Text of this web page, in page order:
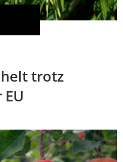
trotz